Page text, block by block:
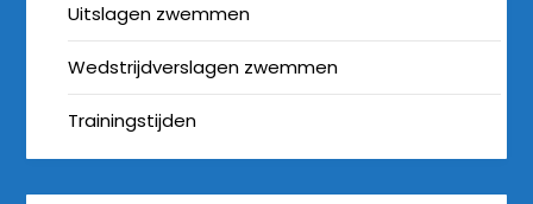
Uitslagen zwemmen
Wedstrijdverslagen zwemmen
Trainingstijden